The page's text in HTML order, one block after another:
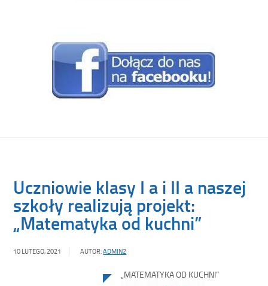
Uczniowie klasy I a i II a naszej
szkoły realizują projekt:
„Matematyka od kuchni”
10 LUTEGO, 2021 AUTOR:ADMIN2
„MATEMATYKA OD KUCHNI”